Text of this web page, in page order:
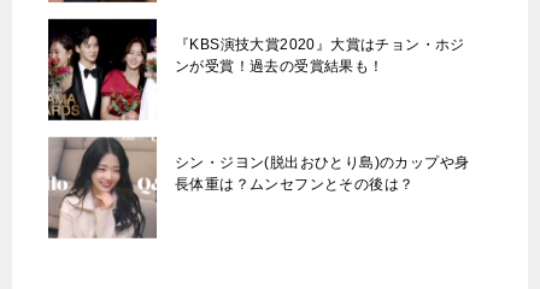
『KBS演技大賞2020』大賞はチョン・ホジ
ンが受賞！過去の受賞結果も！
シン・ジヨン(脱出おひとり島)のカップや身
長体重は？ムンセフンとその後は？